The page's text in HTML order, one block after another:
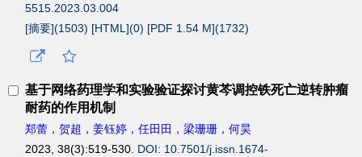
5515.2023.03.004
[摘要](1503) [HTML](0) [PDF 1.54 M](1732)
基于网络药理学和实验验证探讨黄芩调控铁死亡逆转肿瘤
耐药的作用机制
郑蕾，贺超，姜钰婷，任田田，梁珊珊，何昊
2023, 38(3):519-530. DOI: 10.7501/j.issn.1674-